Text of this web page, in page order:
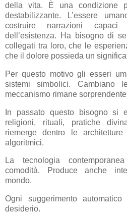
della vita. È una condizione
destabilizzante. L’essere
costruire narrazioni capaci
dell’esistenza. Ha bisogno di
collegati tra loro, che le
che il dolore possieda un
Per questo motivo gli esseri
sistemi simbolici. Cambiano
meccanismo rimane
In passato questo bisogno si
religioni, rituali, pratiche
riemerge dentro le
algoritmici.
La tecnologia
comodità. Produce anche
mondo.
Ogni suggerimento
desiderio.